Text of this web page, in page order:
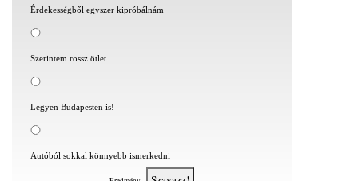
Érdekességből egyszer kipróbálnám
Szerintem rossz ötlet
Legyen Budapesten is!
Autóból sokkal könnyebb ismerkedni